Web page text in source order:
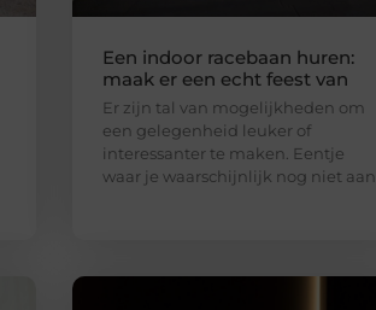
Een indoor racebaan huren:
maak er een echt feest van
Er zijn tal van mogelijkheden om
een gelegenheid leuker of
interessanter te maken. Eentje
waar je waarschijnlijk nog niet aan